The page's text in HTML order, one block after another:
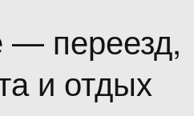
— переезд,
и отдых